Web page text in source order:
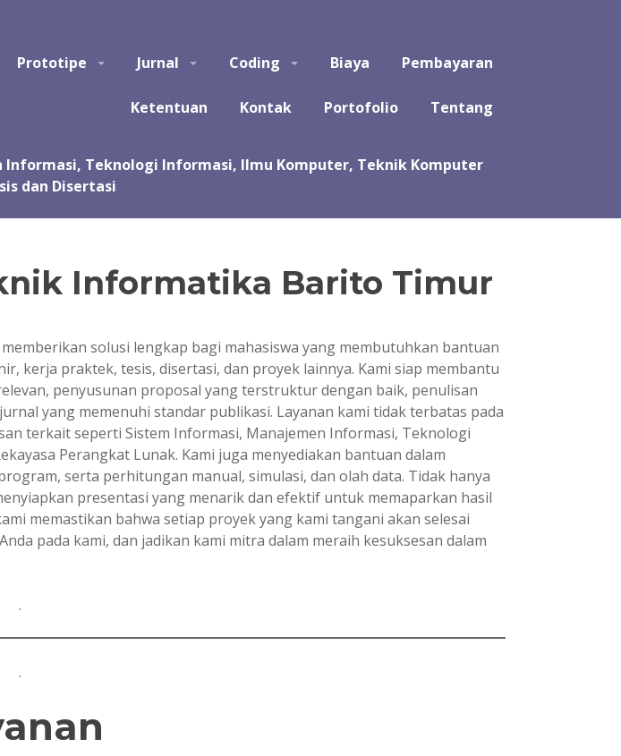
tugas akhir dan skripsi. Jasa koding program untuk tugas kuliah, kerja praktek, tugas
Prototipe Jurnal Coding Biaya Pembayaran
Ketentuan Kontak Portofolio Tentang
Informatika Barito Timur
solusi lengkap bagi mahasiswa yang membutuhkan bantuan
kerja praktek, tesis, disertasi, dan proyek lainnya. Kami siap membantu
penyusunan proposal yang terstruktur dengan baik, penulisan
yang memenuhi standar publikasi. Layanan kami tidak terbatas pada
terkait seperti Sistem Informasi, Manajemen Informasi, Teknologi
Perangkat Lunak. Kami juga menyediakan bantuan dalam
serta perhitungan manual, simulasi, dan olah data. Tidak hanya
presentasi yang menarik dan efektif untuk memaparkan hasil
memastikan bahwa setiap proyek yang kami tangani akan selesai
pada kami, dan jadikan kami mitra dalam meraih kesuksesan dalam
.
.